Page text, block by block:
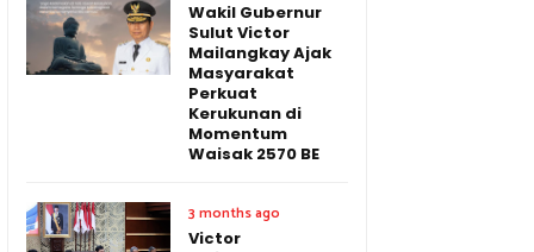
Wakil Gubernur
Sulut Victor
Mailangkay Ajak
Masyarakat
Perkuat
Kerukunan di
Momentum
Waisak 2570 BE
3 months ago
Victor